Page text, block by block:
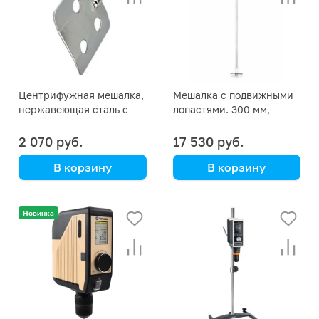
Центрифужная мешалка,
нержавеющая сталь с
2 070 руб.
В корзину
Мешалка с подвижными
лопастями. 300 мм,
17 530 руб.
В корзину
632 443 117 300
Новинка